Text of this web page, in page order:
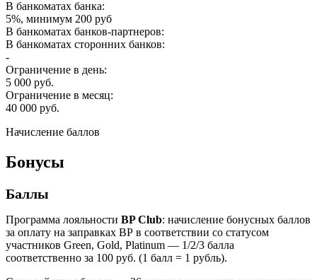
В банкоматах банка:
5%, минимум 200 руб
В банкоматах банков-партнеров:
В банкоматах сторонних банков:
-
Ограничение в день:
5 000 руб.
Ограничение в месяц:
40 000 руб.
Начисление баллов
Бонусы
Баллы
Программа лояльности BP Club: начисление бонусных баллов
за оплату на заправках ВР в соответствии со статусом
участников Green, Gold, Platinum — 1/2/3 балла
соответственно за 100 руб. (1 балл = 1 рубль).